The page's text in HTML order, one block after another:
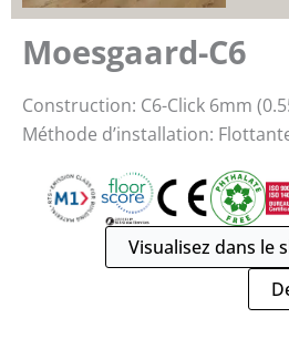
Moesgaard-C6
Construction: C6-Click 6mm
Méthode d’installation:
Visualisez dans le